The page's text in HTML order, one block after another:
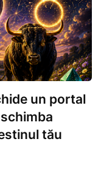
un portal
tău